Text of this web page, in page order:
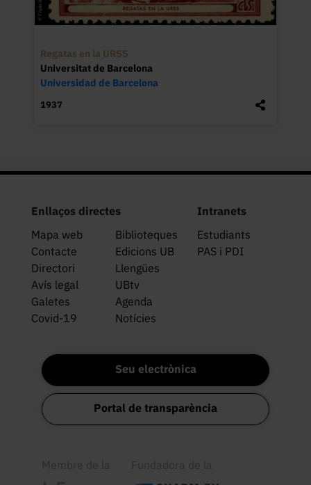
Regatas en la URSS
Universitat de Barcelona
Universidad de Barcelona
1937
Enllaços directes
Mapa web
Biblioteques
Contacte
Edicions UB
Directori
Llengües
Avís legal
UBtv
Galetes
Agenda
Covid-19
Notícies
Intranets
Estudiants
PAS i PDI
Seu electrònica
Portal de transparència
Membre de la Fundadora de la